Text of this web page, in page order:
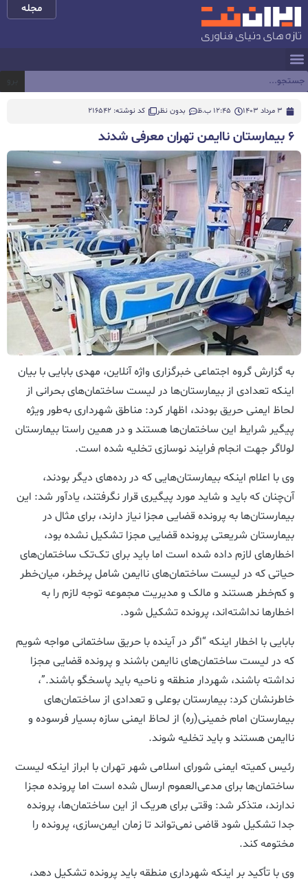
مجله
3 مرداد 1403 12:45 ب.ظ بدون نظر کد نوشته: 216542
۶ بیمارستان ناایمن تهران معرفی شدند
به گزارش گروه اجتماعی خبرگزاری واژه آنلاین، مهدی بابایی با بیان
اینکه تعدادی از بیمارستان‌ها در لیست ساختمان‌های بحرانی از
لحاظ ایمنی حریق بودند، اظهار کرد: مناطق شهرداری به‌طور ویژه
پیگیر شرایط این ساختمان‌ها هستند و در همین راستا بیمارستان
لولاگر جهت انجام فرایند نوسازی تخلیه شده است.
وی با اعلام اینکه بیمارستان‌هایی که در رده‌های دیگر بودند،
آن‌چنان که باید و شاید مورد پیگیری قرار نگرفتند، یادآور شد: این
بیمارستان‌ها به پرونده قضایی مجزا نیاز دارند، برای مثال در
بیمارستان شریعتی پرونده قضایی مجزا تشکیل نشده بود،
اخطارهای لازم داده شده است اما باید برای تک‌تک ساختمان‌های
حیاتی که در لیست ساختمان‌های ناایمن شامل پرخطر، میان‌خطر
و کم‌خطر هستند و مالک و مدیریت مجموعه توجه لازم را به
اخطارها نداشته‌اند، پرونده تشکیل شود.
بابایی با اخطار اینکه “اگر در آینده با حریق ساختمانی مواجه شویم
که در لیست ساختمان‌های ناایمن باشند و پرونده قضایی مجزا
نداشته باشند، شهردار منطقه و ناحیه باید پاسخگو باشند.”،
خاطرنشان کرد: بیمارستان بوعلی و تعدادی از ساختمان‌های
بیمارستان امام خمینی(ره) از لحاظ ایمنی سازه بسیار فرسوده و
ناایمن هستند و باید تخلیه شوند.
رئیس کمیته ایمنی شورای اسلامی شهر تهران با ابراز اینکه لیست
ساختمان‌ها برای مدعی‌العموم ارسال شده است اما پرونده مجزا
ندارند، متذکر شد: وقتی برای هریک از این ساختمان‌ها، پرونده
جدا تشکیل شود قاضی نمی‌تواند تا زمان ایمن‌سازی، پرونده را
مختومه کند.
وی با تأکید بر اینکه شهرداری منطقه باید پرونده تشکیل دهد،